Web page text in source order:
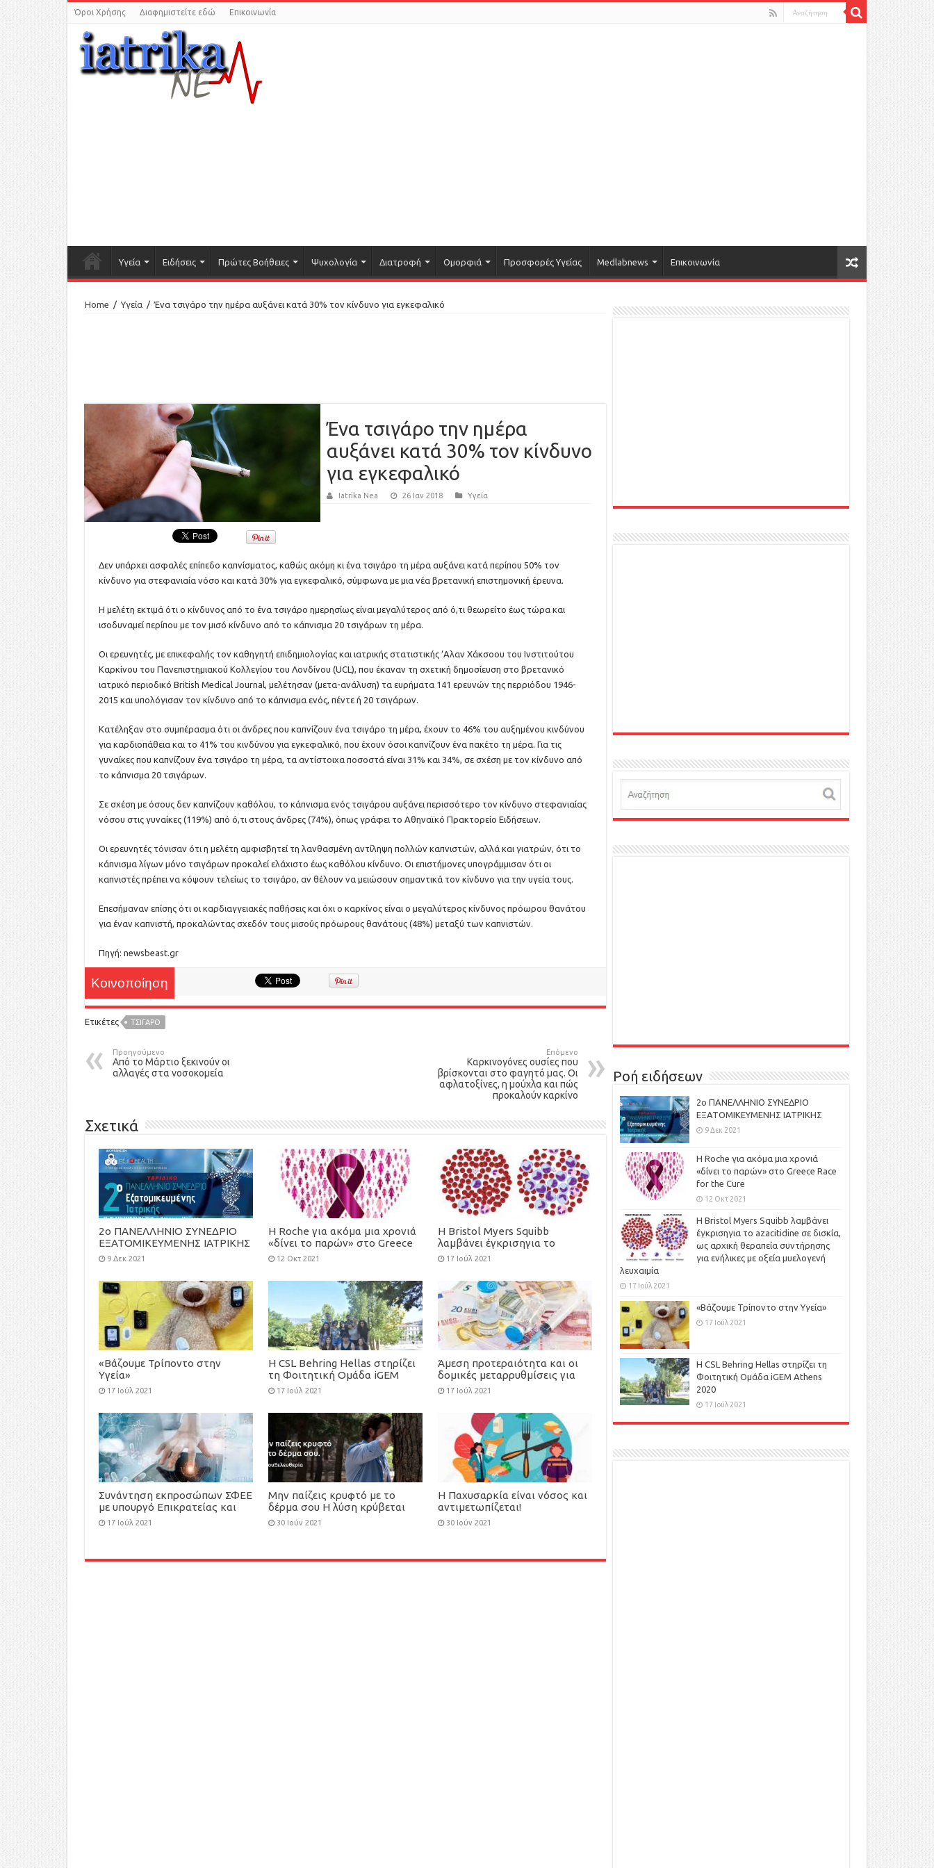
Όροι Χρήσης Διαφημιστείτε εδώ Επικοινωνία
Υγεία Ειδήσεις Πρώτες Βοήθειες Ψυχολογία Διατροφή Ομορφιά Προσφορές Υγείας Medlabnews Επικοινωνία
Home / Υγεία / Ένα τσιγάρο την ημέρα αυξάνει κατά 30% τον κίνδυνο για εγκεφαλικό
Ένα τσιγάρο την ημέρα
αυξάνει κατά 30% τον κίνδυνο
για εγκεφαλικό
Iatrika Nea 26 Ιαν 2018 Υγεία
Δεν υπάρχει ασφαλές επίπεδο καπνίσματος, καθώς ακόμη κι ένα τσιγάρο τη μέρα αυξάνει κατά περίπου 50% τον
κίνδυνο για στεφανιαία νόσο και κατά 30% για εγκεφαλικό, σύμφωνα με μια νέα βρετανική επιστημονική έρευνα.
Η μελέτη εκτιμά ότι ο κίνδυνος από το ένα τσιγάρο ημερησίως είναι μεγαλύτερος από ό,τι θεωρείτο έως τώρα και
ισοδυναμεί περίπου με τον μισό κίνδυνο από το κάπνισμα 20 τσιγάρων τη μέρα.
Οι ερευνητές, με επικεφαλής τον καθηγητή επιδημιολογίας και ιατρικής στατιστικής ‘Αλαν Χάκσοου του Ινστιτούτου
Καρκίνου του Πανεπιστημιακού Κολλεγίου του Λονδίνου (UCL), που έκαναν τη σχετική δημοσίευση στο βρετανικό
ιατρικό περιοδικό British Medical Journal, μελέτησαν (μετα-ανάλυση) τα ευρήματα 141 ερευνών της περριόδου 1946-
2015 και υπολόγισαν τον κίνδυνο από το κάπνισμα ενός, πέντε ή 20 τσιγάρων.
Κατέληξαν στο συμπέρασμα ότι οι άνδρες που καπνίζουν ένα τσιγάρο τη μέρα, έχουν το 46% του αυξημένου κινδύνου
για καρδιοπάθεια και το 41% του κινδύνου για εγκεφαλικό, που έχουν όσοι καπνίζουν ένα πακέτο τη μέρα. Για τις
γυναίκες που καπνίζουν ένα τσιγάρο τη μέρα, τα αντίστοιχα ποσοστά είναι 31% και 34%, σε σχέση με τον κίνδυνο από
το κάπνισμα 20 τσιγάρων.
Σε σχέση με όσους δεν καπνίζουν καθόλου, το κάπνισμα ενός τσιγάρου αυξάνει περισσότερο τον κίνδυνο στεφανιαίας
νόσου στις γυναίκες (119%) από ό,τι στους άνδρες (74%), όπως γράφει το Αθηναϊκό Πρακτορείο Ειδήσεων.
Οι ερευνητές τόνισαν ότι η μελέτη αμφισβητεί τη λανθασμένη αντίληψη πολλών καπνιστών, αλλά και γιατρών, ότι το
κάπνισμα λίγων μόνο τσιγάρων προκαλεί ελάχιστο έως καθόλου κίνδυνο. Οι επιστήμονες υπογράμμισαν ότι οι
καπνιστές πρέπει να κόψουν τελείως το τσιγάρο, αν θέλουν να μειώσουν σημαντικά τον κίνδυνο για την υγεία τους.
Επεσήμαναν επίσης ότι οι καρδιαγγειακές παθήσεις και όχι ο καρκίνος είναι ο μεγαλύτερος κίνδυνος πρόωρου θανάτου
για έναν καπνιστή, προκαλώντας σχεδόν τους μισούς πρόωρους θανάτους (48%) μεταξύ των καπνιστών.
Πηγή: newsbeast.gr
Κοινοποίηση
Ετικέτες ΤΣΙΓΆΡΟ
Προηγούμενο
Από το Μάρτιο ξεκινούν οι
αλλαγές στα νοσοκομεία
Επόμενο
Kαρκινογόνες ουσίες που
βρίσκονται στο φαγητό μας. Οι
αφλατοξίνες, η μούχλα και πώς
προκαλούν καρκίνο
Σχετικά
2ο ΠΑΝΕΛΛΗΝΙΟ ΣΥΝΕΔΡΙΟ
ΕΞΑΤΟΜΙΚΕΥΜΕΝΗΣ ΙΑΤΡΙΚΗΣ
9 Δεκ 2021
H Roche για ακόμα μια χρονιά
«δίνει το παρών» στο Greece
Race for the Cure
12 Οκτ 2021
Η Bristol Myers Squibb
λαμβάνει έγκρισηγια το
azacitidine σε δισκία, ως
για ενήλικες με οξεία
μυελογενή λευχαιμία
17 Ιούλ 2021
«Βάζουμε Τρίποντο στην
Υγεία»
17 Ιούλ 2021
H CSL Behring Hellas στηρίζει
τη Φοιτητική Ομάδα iGEM
Athens 2020
17 Ιούλ 2021
Άμεση προτεραιότητα και οι
δομικές μεταρρυθμίσεις για
τον περιορισμό της
17 Ιούλ 2021
Συνάντηση εκπροσώπων ΣΦΕΕ
με υπουργό Επικρατείας και
Ψηφιακής Διακυβέρνησης, κ.
17 Ιούλ 2021
Μην παίζεις κρυφτό με το
δέρμα σου Η λύση κρύβεται
μπροστά σου.
30 Ιούν 2021
Η Παχυσαρκία είναι νόσος και
αντιμετωπίζεται!
30 Ιούν 2021
Ροή ειδήσεων
2ο ΠΑΝΕΛΛΗΝΙΟ ΣΥΝΕΔΡΙΟ
ΕΞΑΤΟΜΙΚΕΥΜΕΝΗΣ ΙΑΤΡΙΚΗΣ
9 Δεκ 2021
H Roche για ακόμα μια χρονιά
«δίνει το παρών» στο Greece Race
for the Cure
12 Οκτ 2021
Η Bristol Myers Squibb λαμβάνει
έγκρισηγια το azacitidine σε δισκία,
ως αρχική θεραπεία συντήρησης
για ενήλικες με οξεία μυελογενή
λευχαιμία
17 Ιούλ 2021
«Βάζουμε Τρίποντο στην Υγεία»
17 Ιούλ 2021
H CSL Behring Hellas στηρίζει τη
Φοιτητική Ομάδα iGEM Athens
2020
17 Ιούλ 2021